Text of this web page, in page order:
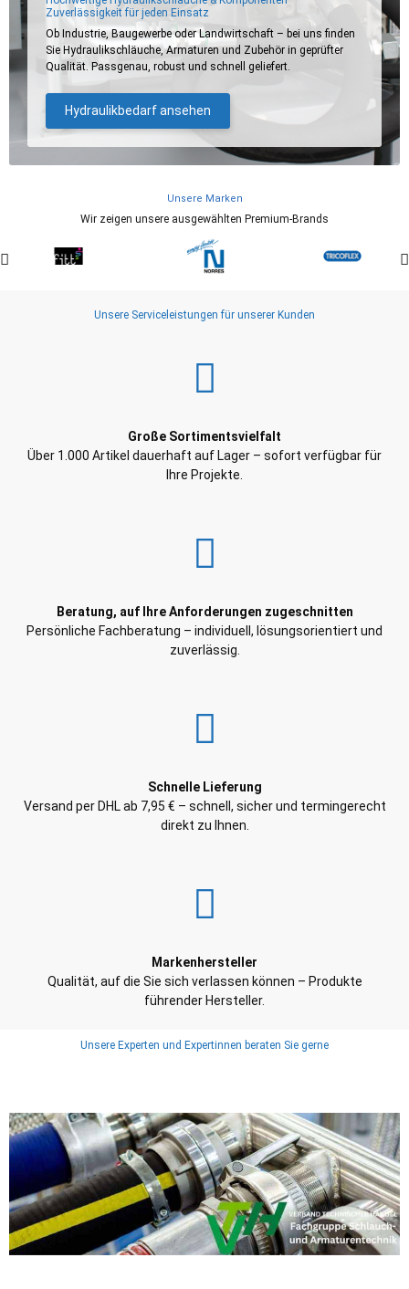
Zuverlässigkeit für jeden Einsatz
Ob Industrie, Baugewerbe oder Landwirtschaft – bei uns finden
Sie Hydraulikschläuche, Armaturen und Zubehör in geprüfter
Qualität. Passgenau, robust und schnell geliefert.
Hydraulikbedarf ansehen
Unsere Marken
Wir zeigen unsere ausgewählten Premium-Brands
Unsere Serviceleistungen für unserer Kunden
Große Sortimentsvielfalt
Über 1.000 Artikel dauerhaft auf Lager – sofort verfügbar für
Ihre Projekte.
Beratung, auf Ihre Anforderungen zugeschnitten
Persönliche Fachberatung – individuell, lösungsorientiert und
zuverlässig.
Schnelle Lieferung
Versand per DHL ab 7,95 € – schnell, sicher und termingerecht
direkt zu Ihnen.
Markenhersteller
Qualität, auf die Sie sich verlassen können – Produkte
führender Hersteller.
Unsere Experten und Expertinnen beraten Sie gerne